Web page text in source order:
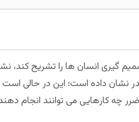
گیری انسان ها را تشریح کند،
داده است؛ این در حالی است
چه کارهایی می توانند انجام